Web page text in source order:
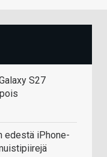
S27
edestä iPhone-